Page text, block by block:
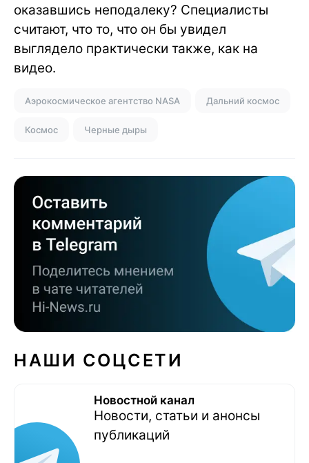
оказавшись неподалеку? Специалисты
считают, что то, что он бы увидел
выглядело практически также, как на
видео.
Аэрокосмическое агентство NASA Дальний космос
Космос Черные дыры
НАШИ СОЦСЕТИ
Новостной канал
Новости, статьи и анонсы
публикаций